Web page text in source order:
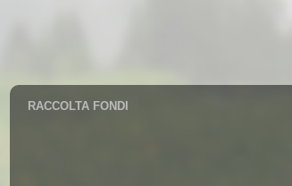
RACCOLTA FONDI